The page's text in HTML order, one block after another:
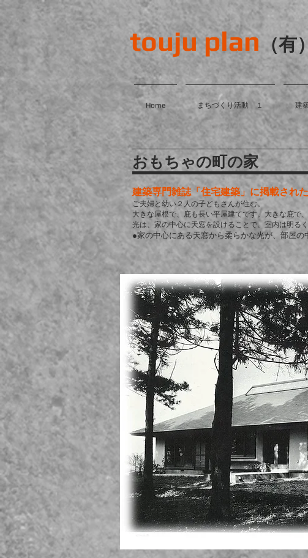
touju plan （有
Home まちづくり活動 １ 建
おもちゃの町の家
建築専門雑誌「住宅建築」に掲載された
ご夫婦と幼い２人の子どもさんが住む。
大きな屋根で、庇も長い平屋建てです。大きな庇で
光は、家の中心に天窓を設けることで、室内は明るく
●家の中心にある天窓から柔らかな光が、部